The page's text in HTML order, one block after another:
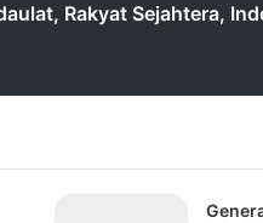
Rakyat Sejahtera,